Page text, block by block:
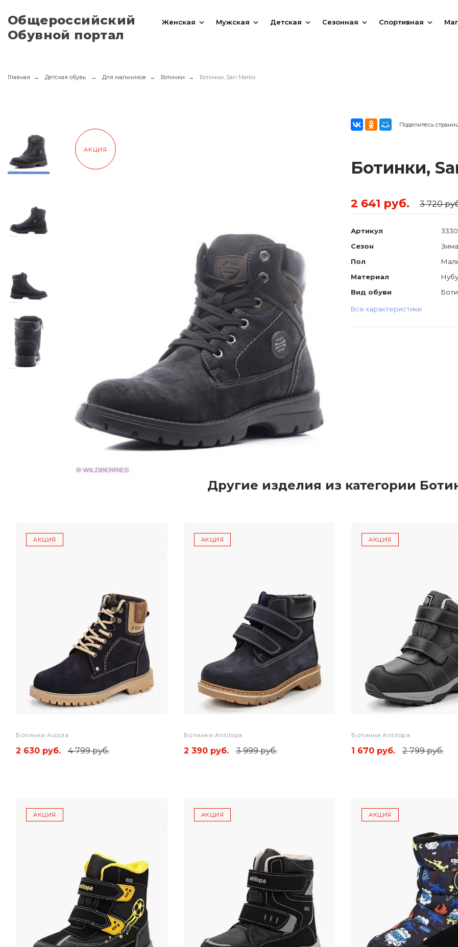
Общероссийский
Обувной портал
Женская Мужская Детская Сезонная Спортивная
Главная Детская обувь Для мальчиков Ботинки Ботинки, San Marko
АКЦИЯ
Поделитесь
Ботинки,
2 641 руб. 3 720
Артикул
Сезон
Зима
Пол
Материал
Вид обуви
Все характеристики
Другие изделия из категории
АКЦИЯ
Ботинки Acoola
2 630 руб. 4 799 руб.
АКЦИЯ
Ботинки Antilopa
2 390 руб. 3 999 руб.
АКЦИЯ
Ботинки Antilopa
1 670 руб. 2 799 руб.
АКЦИЯ АКЦИЯ АКЦИЯ